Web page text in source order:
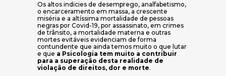
Os altos indicies de desemprego, analfabetismo,
o encarceramento em massa, a crescente
miséria e a altíssima mortalidade de pessoas
negras por Covid-19, por assassinato, em crimes
de trânsito, a mortalidade materna e outras
mortes evitáveis evidenciam de forma
contundente que ainda temos muito o que lutar
e que a Psicologia tem muito a contribuir
para a superação desta realidade de
violação de direitos, dor e morte.